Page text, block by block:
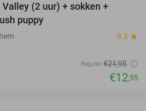
(2 uur) + sokken +
puppy
9.3 star
Regulier €21,95
€12,95